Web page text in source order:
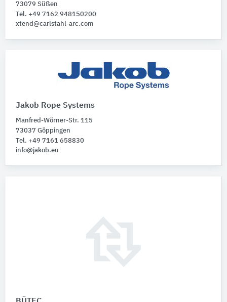
73079 Süßen
Tel. +49 7162 948150200
xtend@carlstahl-arc.com
Jakob Rope Systems
Manfred-Wörner-Str. 115
73037 Göppingen
Tel. +49 7161 658830
info@jakob.eu